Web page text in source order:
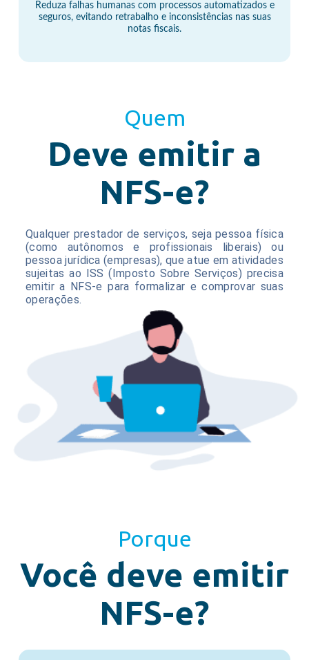
Reduza falhas humanas com processos automatizados e
seguros, evitando retrabalho e inconsistências nas suas
notas fiscais.
Quem
Deve emitir a
NFS-e?
Qualquer prestador de serviços, seja pessoa física
(como autônomos e profissionais liberais) ou
pessoa jurídica (empresas), que atue em atividades
sujeitas ao ISS (Imposto Sobre Serviços) precisa
emitir a NFS-e para formalizar e comprovar suas
operações.
Porque
Você deve emitir
NFS-e?